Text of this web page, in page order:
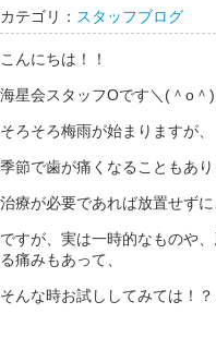
カテゴリ： スタッフブログ
こんにちは！！
海星会スタッフOです＼(＾o＾)
そろそろ梅雨が始まりますが、
季節で歯が痛くなることもあり
治療が必要であれば放置せず
ですが、実は一時的なものや
る痛みもあって、
そんな時お試ししてみては！